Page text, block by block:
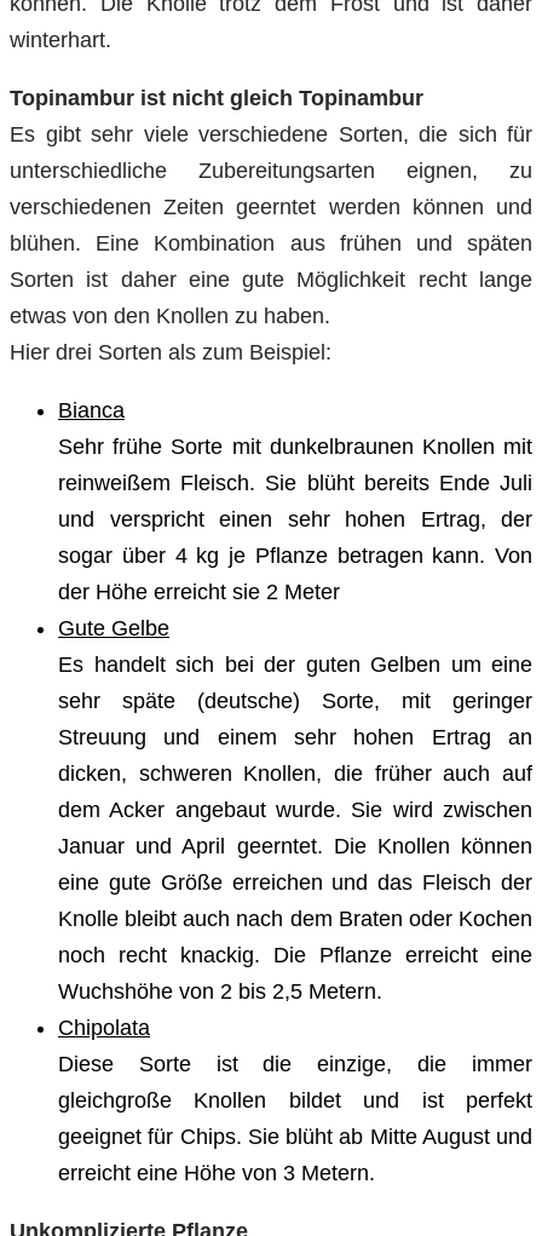
winterhart.
Topinambur ist nicht gleich Topinambur
Es gibt sehr viele verschiedene Sorten, die sich für
unterschiedliche Zubereitungsarten eignen, zu
verschiedenen Zeiten geerntet werden können und
blühen. Eine Kombination aus frühen und späten
Sorten ist daher eine gute Möglichkeit recht lange
etwas von den Knollen zu haben.
Hier drei Sorten als zum Beispiel:
Bianca
Sehr frühe Sorte mit dunkelbraunen Knollen mit
reinweißem Fleisch. Sie blüht bereits Ende Juli
und verspricht einen sehr hohen Ertrag, der
sogar über 4 kg je Pflanze betragen kann. Von
der Höhe erreicht sie 2 Meter
Gute Gelbe
Es handelt sich bei der guten Gelben um eine
sehr späte (deutsche) Sorte, mit geringer
Streuung und einem sehr hohen Ertrag an
dicken, schweren Knollen, die früher auch auf
dem Acker angebaut wurde. Sie wird zwischen
Januar und April geerntet. Die Knollen können
eine gute Größe erreichen und das Fleisch der
Knolle bleibt auch nach dem Braten oder Kochen
noch recht knackig. Die Pflanze erreicht eine
Wuchshöhe von 2 bis 2,5 Metern.
Chipolata
Diese Sorte ist die einzige, die immer
gleichgroße Knollen bildet und ist perfekt
geeignet für Chips. Sie blüht ab Mitte August und
erreicht eine Höhe von 3 Metern.
Unkomplizierte Pflanze